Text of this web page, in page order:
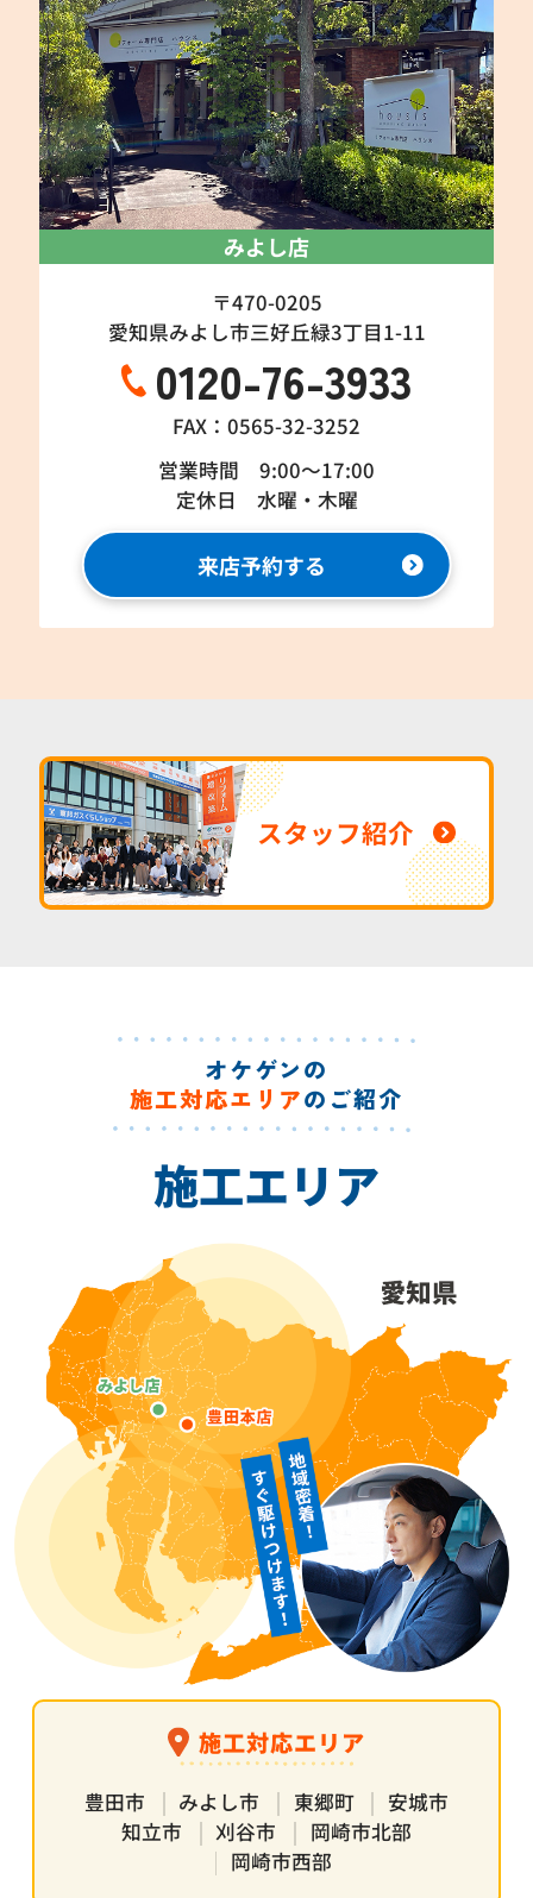
みよし店
〒470-0205
愛知県みよし市三好丘緑3丁目1-11
0120-76-3933
FAX：0565-32-3252
営業時間 9:00～17:00
定休日 水曜・木曜
来店予約する
スタッフ紹介
オケゲンの
施工対応エリアのご紹介
施工エリア
施工対応エリア
豊田市 みよし市 東郷町
安城市
知立市
刈谷市
岡崎市北部
岡崎市西部